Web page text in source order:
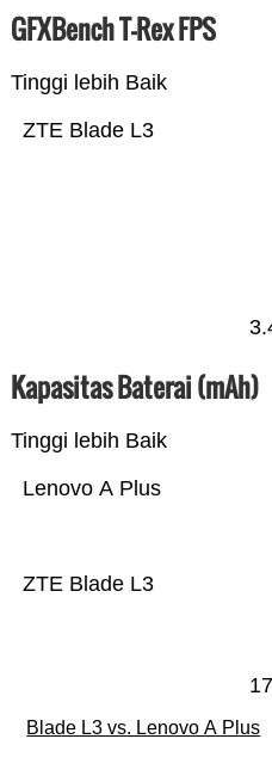
GFXBench T-Rex FPS
Tinggi lebih Baik
ZTE Blade L3
Kapasitas Baterai (mAh)
Tinggi lebih Baik
ZTE Blade L3
Lenovo A Plus
Blade L3 vs. Lenovo A Plus